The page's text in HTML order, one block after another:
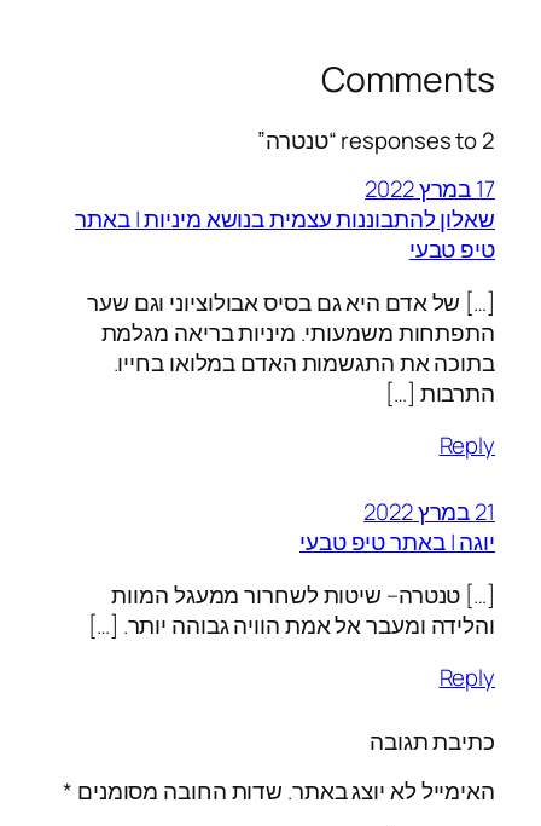
Comments
2 responses to “טנטרה”
17 במרץ 2022
שאלון להתבוננות עצמית בנושא מיניות | באתר
טיפ טבעי
[…] של אדם היא גם בסיס אבולוציוני וגם שער
התפתחות משמעותי. מיניות בריאה מגלמת
בתוכה את התגשמות האדם במלואו בחייו.
התרבות […]
Reply
21 במרץ 2022
יוגה | באתר טיפ טבעי
[…] טנטרה– שיטות לשחרור ממעגל המוות
והלידה ומעבר אל אמת הוויה גבוהה יותר. […]
Reply
כתיבת תגובה
האימייל לא יוצג באתר. שדות החובה מסומנים *